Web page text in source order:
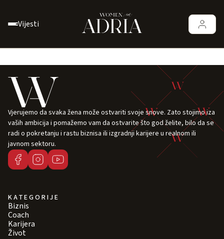
Vijesti
Vjerujemo da svaka žena može ostvariti svoje snove. Zato stojimo iza
vaših ambicija i pomažemo vam da ostvarite što god želite, bilo da se
radi o pokretanju i rastu biznisa ili izgradnji karijere u realnom ili
javnom sektoru.
KATEGORIJE
Biznis
Coach
Karijera
Život